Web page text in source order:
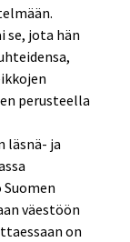
se, jota hän
perusteella
läsnä- ja
väestöön
on